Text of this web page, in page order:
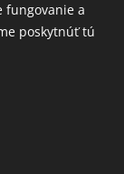
údajov
fungovanie a
poskytnúť tú